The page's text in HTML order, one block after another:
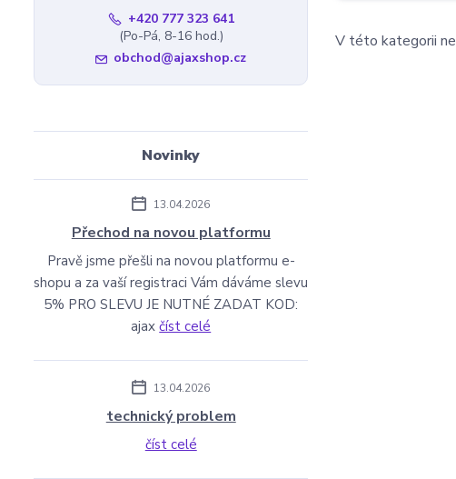
V této kategorii
+420 777 323 641
(Po-Pá, 8-16 hod.)
obchod@ajaxshop.cz
Novinky
13.04.2026
Přechod na novou platformu
Pravě jsme přešli na novou platformu e-
shopu a za vaší registraci Vám dáváme slevu
5% PRO SLEVU JE NUTNÉ ZADAT KOD:
ajaxčíst celé
13.04.2026
technický problem
číst celé